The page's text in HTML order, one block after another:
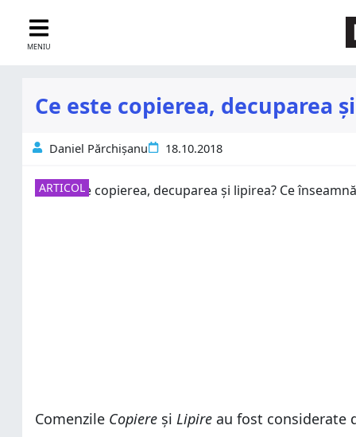
MENIU
Ce este copierea, decuparea
Daniel Părchișanu 18.10.2018
ARTICOL
Comenzile Copiere și Lipire au fost considerate